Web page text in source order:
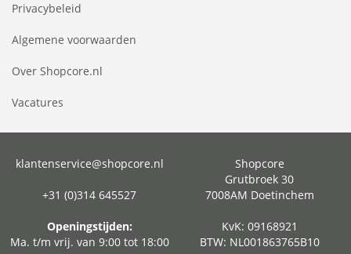
Privacybeleid
Algemene voorwaarden
Over Shopcore.nl
Vacatures
klantenservice@shopcore.nl
+31 (0)314 645527
Openingstijden:
Ma. t/m vrij. van 9:00 tot 18:00
Shopcore
Grutbroek 30
7008AM Doetinchem
KvK: 09168921
BTW: NL001863765B10